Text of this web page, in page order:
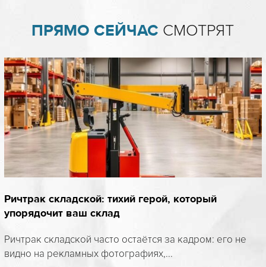
ПРЯМО СЕЙЧАС СМОТРЯТ
Ричтрак складской: тихий герой, который
упорядочит ваш склад
Ричтрак складской часто остаётся за кадром: его не
видно на рекламных фотографиях,...